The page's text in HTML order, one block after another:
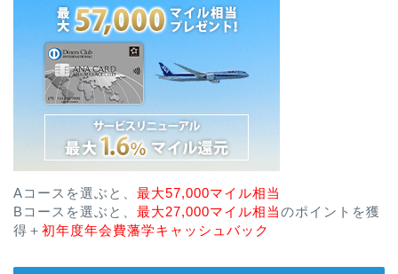
Aコースを選ぶと、 最大57,000マイル相当
Bコースを選ぶと、 最大27,000マイル相当のポイントを獲
得＋ 初年度年会費藩学キャッシュバック